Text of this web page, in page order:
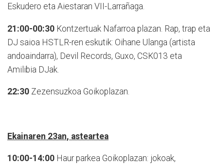
Eskudero eta Aiestaran VII-Larrañaga.
21:00-00:30 Kontzertuak Nafarroa plazan. Rap, trap eta
DJ saioa HSTLR-ren eskutik: Oihane Ulanga (artista
andoaindarra), Devil Records, Guxo, CSK013 eta
Amilibia DJak.
22:30 Zezensuzkoa Goikoplazan.
Ekainaren 23an, asteartea
10:00-14:00 Haur parkea Goikoplazan: jokoak,